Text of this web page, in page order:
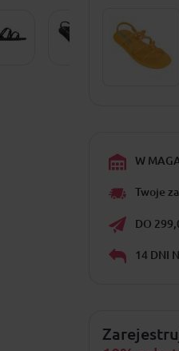
W
Twoje
DO
14 DNI